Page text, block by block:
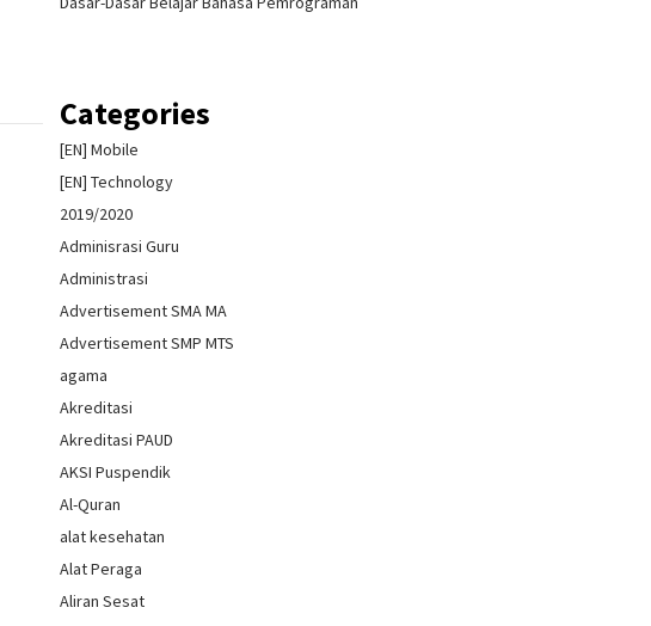
Categories
[EN] Mobile
[EN] Technology
2019/2020
Adminisrasi Guru
Administrasi
Advertisement SMA MA
Advertisement SMP MTS
agama
Akreditasi
Akreditasi PAUD
AKSI Puspendik
Al-Quran
alat kesehatan
Alat Peraga
Aliran Sesat